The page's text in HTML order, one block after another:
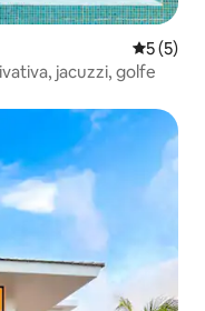
5 de
5 (5)
jacuzzi, golfe